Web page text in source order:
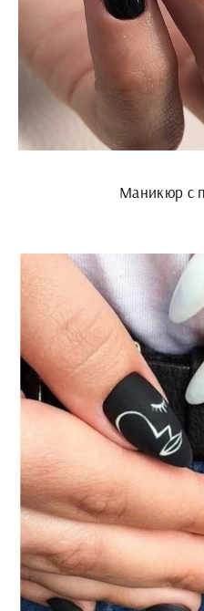
Маникюр с